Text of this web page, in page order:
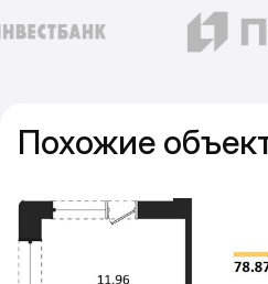
Похожие